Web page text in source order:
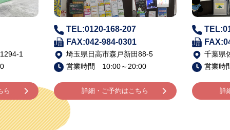
戸新田88-5
～20:00
約はこちら
TEL:0120-168-206
FAX:043-483-5002
千葉県佐倉市寺崎北6-1-1
営業時間 10:00～20:00
詳細・ご予約はこちら